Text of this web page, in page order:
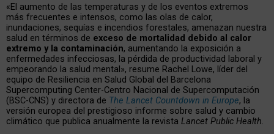
«El aumento de las temperaturas y de los eventos extremos
más frecuentes e intensos, como las olas de calor,
inundaciones, sequías e incendios forestales, amenazan nuestra
salud en términos de exceso de mortalidad debido al calor
extremo y la contaminación, aumentando la exposición a
enfermedades infecciosas, la pérdida de productividad laboral y
empeorando la salud mental», resume Rachel Lowe, líder del
equipo de Resiliencia en Salud Global del Barcelona
Supercomputing Center-Centro Nacional de Supercomputación
(BSC-CNS) y directora de The Lancet Countdown in Europe, la
versión europea del prestigioso informe sobre salud y cambio
climático que publica anualmente la revista Lancet Public Health.